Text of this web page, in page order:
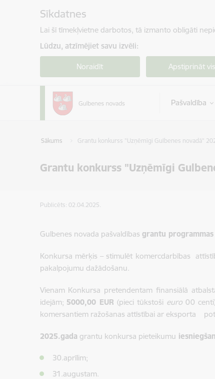
Sīkdatnes
Lai šī tīmekļvietne darbotos, tā izmanto obligāti
Lūdzu, atzīmējiet savu izvēli:
Noraidīt Apstiprināt
Pašvaldība
Sākums Grantu konkurss "Uzņēmīgi Gulbenes novadā"
Grantu konkurss "Uzņēmīgi
Publicēts: 02.04.2025.
Gulbenes novada pašvaldības grantu programmas
Konkursa mērķis – stimulēt komercdarbības
pakalpojumu dažādošanu.
Vienam Konkursa pretendentam finansiālā
idejām; 5000,00 EUR (pieci tūkstoši euro00
komersantiem ražošanas attīstībai ar eksporta
2025.gada grantu konkursa pieteikumu
30.aprīlim;
31.augustam.